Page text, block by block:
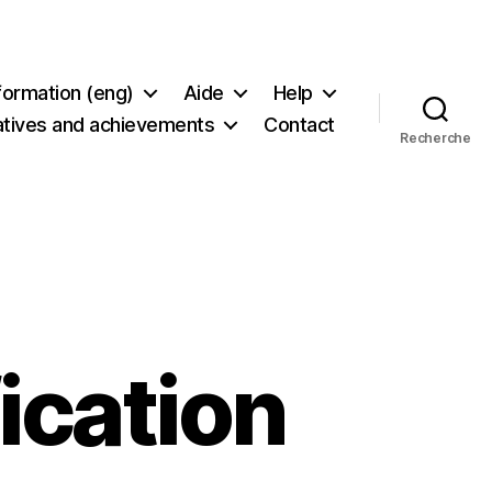
(eng) Aide
Help
and achievements
Contact
Recherche